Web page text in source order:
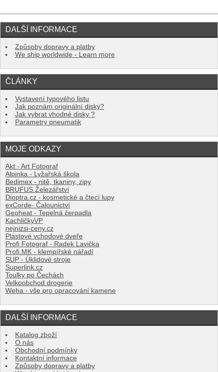
DALŠÍ INFORMACE
Způsoby dopravy a platby
We ship worldwide - Learn more
ČLÁNKY
Vystavení typového listu
Jak poznám originální disky?
Jak vybrat vhodné disky ?
Parametry pneumatik
MOJE ODKAZY
Akt - Art Fotograf
Alpinka - Lyžařská škola
Bedimex - nitě, tkaniny, zipy
BRUFUS Železářství
Dioptra.cz - kosmetické a čtecí lupy
exCorde- Čalounictví
Geoheat - Tepelná čerpadla
KachličkyVP
nejnizsi-ceny.cz
Plastové vchodové dveře
Profi Fotograf - Radek Lavička
Profi.MK - klempířské nářadí
SUP - Úklidové stroje
Superlink.cz
Toulky po Čechách
Velkoobchod drogerie
Weha - vše pro opracování kamene
DALŠÍ INFORMACE
Katalog zboží
O nás
Obchodní podmínky
Kontaktní informace
Způsoby dopravy a platby